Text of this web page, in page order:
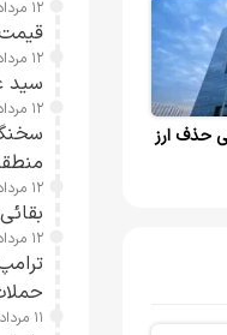
حذف ارز
۱۲ مرداد ۱۴۰۵ / ۱۵:۲۳
قیمت
۱۲ مرداد ۱۴۰۵ / ۱۵:۰۴
سید
۱۲ مرداد ۱۴۰۵ / ۱۲:۱۲
۱۲ مرداد ۱۴۰۵ / ۱۱:۴۱
۱۲ مرداد ۱۴۰۵ / ۰۸:۱۷
۱۱ مرداد ۱۴۰۵ / ۱۹:۰۴